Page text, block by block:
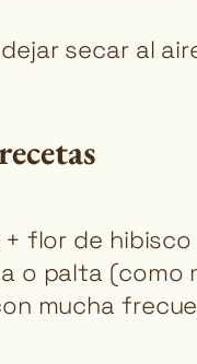
secar al
+ flor de hibisco
o palta (como
mucha